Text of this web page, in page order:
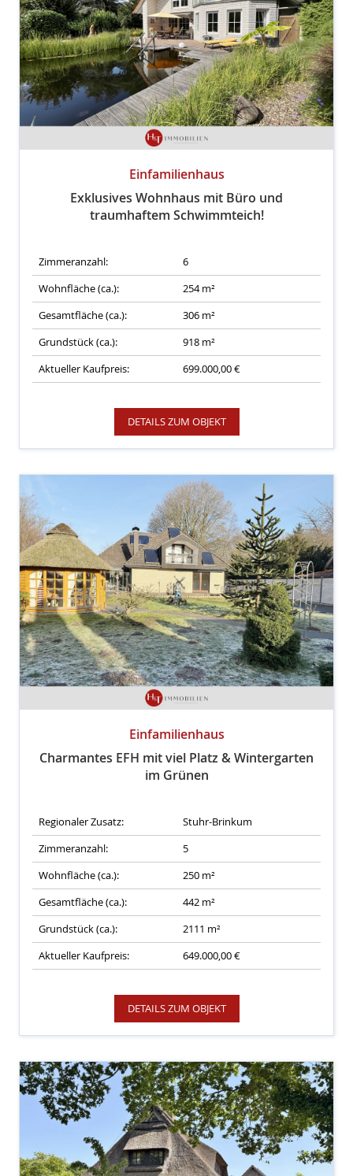
Einfamilienhaus
Exklusives Wohnhaus mit Büro und
traumhaftem Schwimmteich!
Zimmeranzahl:
6
Wohnfläche (ca.):
254 m²
Gesamtfläche (ca.):
306 m²
Grundstück (ca.):
918 m²
Aktueller Kaufpreis:
699.000,00 €
DETAILS ZUM OBJEKT
Einfamilienhaus
Charmantes EFH mit viel Platz & Wintergarten
im Grünen
Regionaler Zusatz:
Stuhr-Brinkum
Zimmeranzahl:
5
Wohnfläche (ca.):
250 m²
Gesamtfläche (ca.):
442 m²
Grundstück (ca.):
2111 m²
Aktueller Kaufpreis:
649.000,00 €
DETAILS ZUM OBJEKT